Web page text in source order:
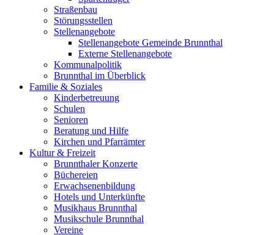
Straßenbau
Störungsstellen
Stellenangebote
Stellenangebote Gemeinde Brunnthal
Externe Stellenangebote
Kommunalpolitik
Brunnthal im Überblick
Familie & Soziales
Kinderbetreuung
Schulen
Senioren
Beratung und Hilfe
Kirchen und Pfarrämter
Kultur & Freizeit
Brunnthaler Konzerte
Büchereien
Erwachsenenbildung
Hotels und Unterkünfte
Musikhaus Brunnthal
Musikschule Brunnthal
Vereine